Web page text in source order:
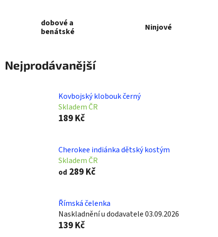
dobové a
benátské
Ninjové
Nejprodávanější
Kovbojský klobouk černý
Skladem ČR
189 Kč
Cherokee indiánka dětský kostým
Skladem ČR
od 289 Kč
Římská čelenka
Naskladnění u dodavatele 03.09.2026
139 Kč